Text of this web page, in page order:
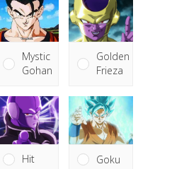
Mystic
Gohan
Golden
Frieza
Hit Goku